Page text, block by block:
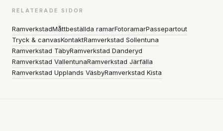
RELATERADE SIDOR
RamverkstadMåttbeställda ramarFotoramarPassepartout
Tryck & canvasKontaktRamverkstad Sollentuna
Ramverkstad TäbyRamverkstad Danderyd
Ramverkstad VallentunaRamverkstad Järfälla
Ramverkstad Upplands VäsbyRamverkstad Kista